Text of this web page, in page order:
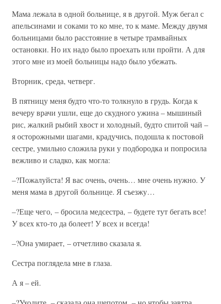
Мама лежала в одной больнице, я в другой. Муж бегал с
апельсинами и соками то ко мне, то к маме. Между двумя
больницами было расстояние в четыре трамвайных
остановки. Но их надо было проехать или пройти. А для
этого мне из моей больницы надо было убежать.
Вторник, среда, четверг.
В пятницу меня будто что-то толкнуло в грудь. Когда к
вечеру врачи ушли, еще до скудного ужина – мышиный
рис, жалкий рыбий хвост и холодный, будто спитой чай –
я осторожными шагами, крадучись, подошла к постовой
сестре, умильно сложила руки у подбородка и попросила
вежливо и сладко, как могла:
–?Пожалуйста! Я вас очень, очень… мне очень нужно. У
меня мама в другой больнице. Я съезжу…
–?Еще чего, – бросила медсестра, – будете тут бегать все!
У всех кто-то да болеет! У всех и всегда!
–?Она умирает, – отчетливо сказала я.
Сестра поглядела мне в глаза.
А я – ей.